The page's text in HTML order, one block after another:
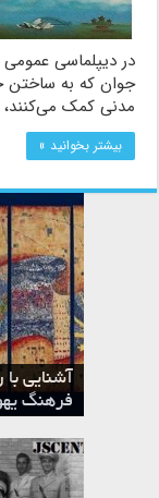
در دیپلماسی
جوان که به ساختن
مدنی کمک می‌کنند،
بیشتر بخوانید »
آشنایی
فرهنگ
ماه
تقویم
ماه شواط
ماه طوت
ماه
ماه
ماه الول